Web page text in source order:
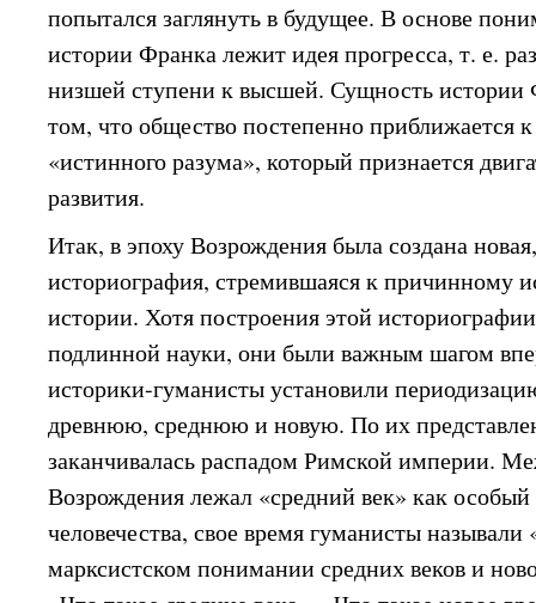
попытался заглянуть в будущее. В основе
истории Франка лежит идея прогресса, т. е.
низшей ступени к высшей. Сущность истории
том, что общество постепенно приближается
«истинного разума», который признается
развития.
Итак, в эпоху Возрождения была создана
историография, стремившаяся к причинному
истории. Хотя построения этой
подлинной науки, они были важным шагом
историки-гуманисты установили
древнюю, среднюю и новую. По их
заканчивалась распадом Римской империи.
Возрождения лежал «средний век» как
человечества, свое время гуманисты
марксистском понимании средних веков и